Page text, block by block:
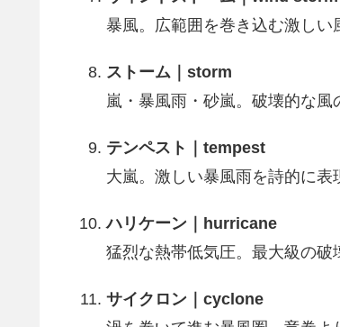
暴風。広範囲を巻き込む激しい
ストーム｜storm
嵐・暴風雨・砂嵐。破壊的な風
テンペスト｜tempest
大嵐。激しい暴風雨を詩的に表
ハリケーン｜hurricane
猛烈な熱帯低気圧。最大級の破
サイクロン｜cyclone